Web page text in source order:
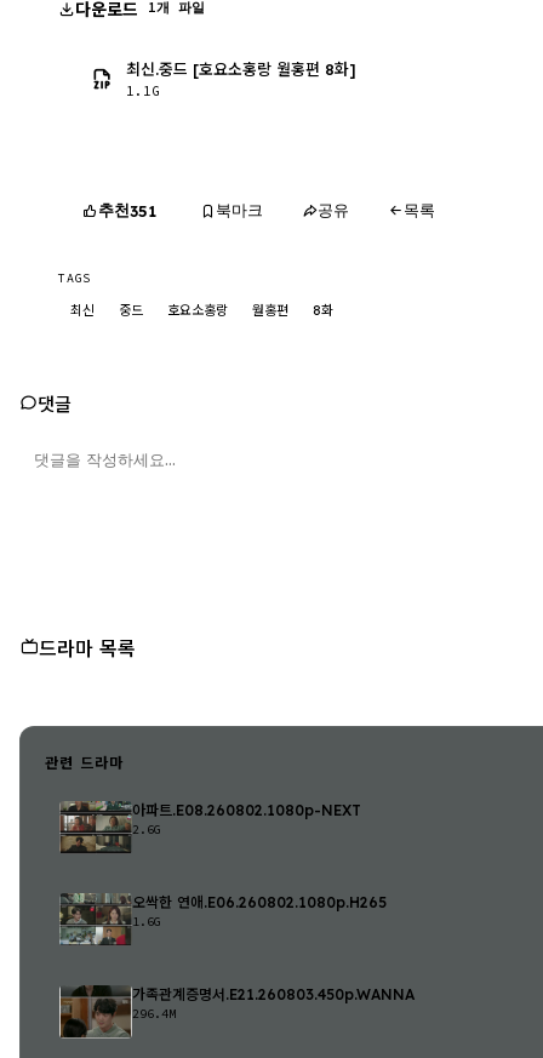
다운로드 1개 파일
최신.중드 [호요소홍랑 월홍편 8화]
1.1G
추천351 북마크 공유 목록
TAGS
최신 중드 호요소홍랑 월홍편 8화
댓글
드라마 목록
관련 드라마
아파트.E08.260802.1080p-NEXT
2.6G
오싹한 연애.E06.260802.1080p.H265
1.6G
가족관계증명서.E21.260803.450p.WANNA
296.4M